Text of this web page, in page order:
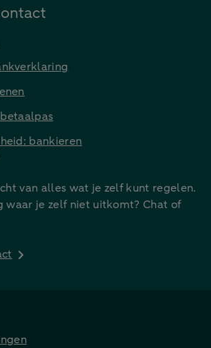
bankieren
van alles wat je zelf kunt regelen.
waar je zelf niet uitkomt? Chat of